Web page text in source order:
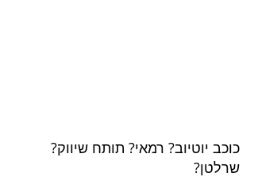
כוכב יוטיוב? רמאי? תותח שיווק?
שרלטן?